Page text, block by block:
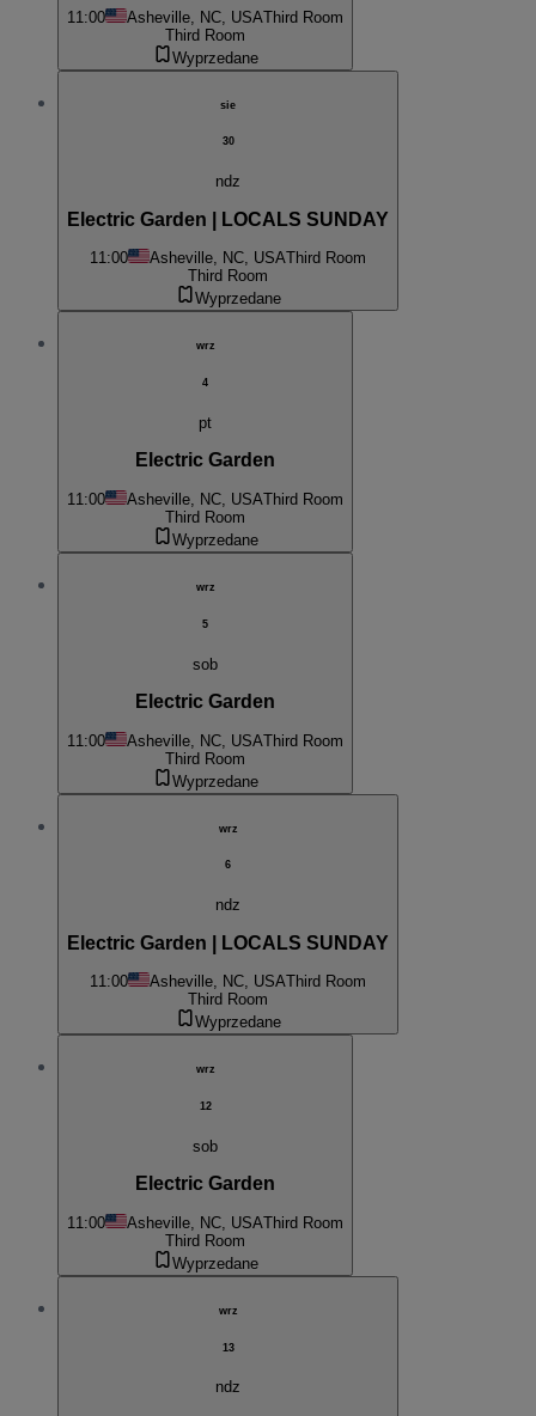
11:00 Asheville, NC, USAThird Room
Third Room
Wyprzedane
sie
30
ndz
Electric Garden | LOCALS SUNDAY
11:00 Asheville, NC, USAThird Room
Third Room
Wyprzedane
wrz
4
pt
Electric Garden
11:00 Asheville, NC, USAThird Room
Third Room
Wyprzedane
wrz
5
sob
Electric Garden
11:00 Asheville, NC, USAThird Room
Third Room
Wyprzedane
wrz
6
ndz
Electric Garden | LOCALS SUNDAY
11:00 Asheville, NC, USAThird Room
Third Room
Wyprzedane
wrz
12
sob
Electric Garden
11:00 Asheville, NC, USAThird Room
Third Room
Wyprzedane
wrz
13
ndz